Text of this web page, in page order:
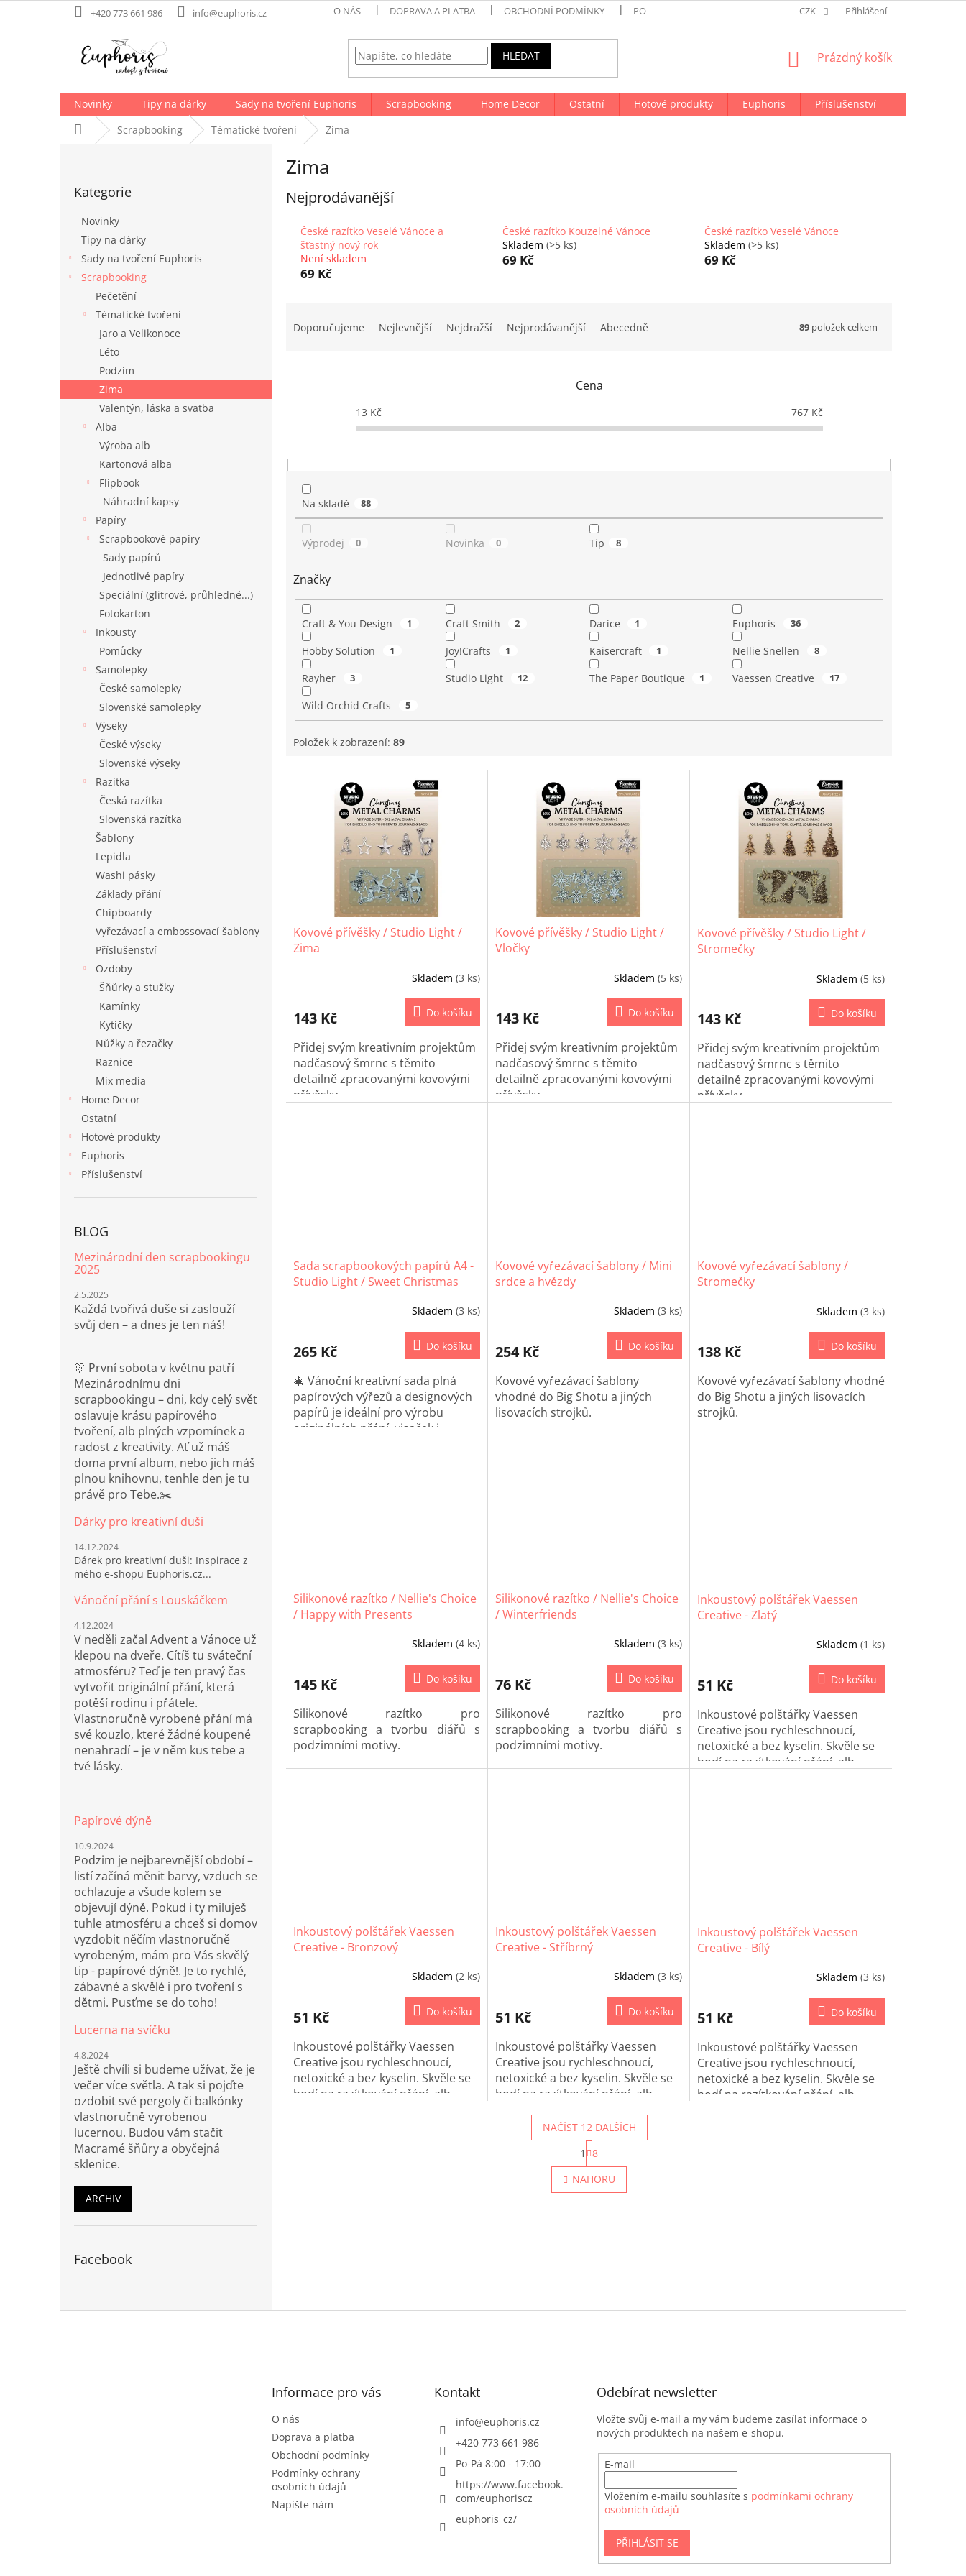
na
+420 773 661 986 info@euphoris.cz O NÁS DOPRAVA A PLATBA OBCHODNÍ PODMÍNKY PODMÍNKY OCHRANY OSOBNÍCH ÚDAJŮ NAPIŠTE NÁM
CZK Přihlášení
HLEDAT
NÁKUPNÍ
Prázdný košík
Novinky Tipy na dárky Sady na tvoření Euphoris Scrapbooking Home Decor Ostatní Hotové produkty Euphoris Příslušenství
Domů Scrapbooking Tématické tvoření Zima
kategorie
Kategorie
Novinky
Tipy na dárky
Sady na tvoření Euphoris
Scrapbooking
Pečetění
Tématické tvoření
Jaro a Velikonoce
Léto
Podzim
Zima
Valentýn, láska a svatba
Alba
Výroba alb
Kartonová alba
Flipbook
Náhradní kapsy
Papíry
Scrapbookové papíry
Sady papírů
Jednotlivé papíry
Speciální (glitrové, průhledné...)
Fotokarton
Inkousty
Pomůcky
Samolepky
České samolepky
Slovenské samolepky
Výseky
České výseky
Slovenské výseky
Razítka
Česká razítka
Slovenská razítka
Šablony
Lepidla
Washi pásky
Základy přání
Chipboardy
Vyřezávací a embossovací šablony
Příslušenství
Ozdoby
Šňůrky a stužky
Kamínky
Kytičky
Nůžky a řezačky
Raznice
Mix media
Home Decor
Ostatní
Hotové produkty
Euphoris
Příslušenství
BLOG
Mezinárodní den scrapbookingu
2025
2.5.2025
Každá tvořivá duše si zaslouží
svůj den – a dnes je ten náš!
🎊 První sobota v květnu patří
Mezinárodnímu dni
scrapbookingu – dni, kdy celý svět
oslavuje krásu papírového
tvoření, alb plných vzpomínek a
radost z kreativity. Ať už máš
doma první album, nebo jich máš
plnou knihovnu, tenhle den je tu
právě pro Tebe.✂️
Dárky pro kreativní duši
14.12.2024
Dárek pro kreativní duši: Inspirace z
mého e-shopu Euphoris.cz...
Vánoční přání s Louskáčkem
4.12.2024
V neděli začal Advent a Vánoce už
klepou na dveře. Cítíš tu sváteční
atmosféru? Teď je ten pravý čas
vytvořit originální přání, která
potěší rodinu i přátele.
Vlastnoručně vyrobené přání má
své kouzlo, které žádné koupené
nenahradí – je v něm kus tebe a
tvé lásky.
Papírové dýně
10.9.2024
Podzim je nejbarevnější období –
listí začíná měnit barvy, vzduch se
ochlazuje a všude kolem se
objevují dýně. Pokud i ty miluješ
tuhle atmosféru a chceš si domov
vyzdobit něčím vlastnoručně
vyrobeným, mám pro Vás skvělý
tip - papírové dýně!. Je to rychlé,
zábavné a skvělé i pro tvoření s
dětmi. Pusťme se do toho!
Lucerna na svíčku
4.8.2024
Ještě chvíli si budeme užívat, že je
večer více světla. A tak si pojďte
ozdobit své pergoly či balkónky
vlastnoručně vyrobenou
lucernou. Budou vám stačit
Macramé šňůry a obyčejná
sklenice.
ARCHIV
Facebook
Zima
Nejprodávanější
České razítko Veselé Vánoce a
šťastný nový rok
Není skladem
69 Kč
České razítko Kouzelné Vánoce
Skladem (>5 ks)
69 Kč
České razítko Veselé Vánoce
Skladem (>5 ks)
69 Kč
u
Doporučujeme Nejlevnější Nejdražší Nejprodávanější Abecedně 89 položek celkem
Cena
13 Kč 767Kč
Na skladě 88
Výprodej 0 Novinka 0 Tip 8
Značky
Craft & You Design 1 Craft Smith 2 Darice 1 Euphoris 36
Hobby Solution 1 Joy!Crafts 1 Kaisercraft 1 Nellie Snellen 8
Rayher 3 Studio Light 12 The Paper Boutique 1 Vaessen Creative 17
Wild Orchid Crafts 5
Položek k zobrazení: 89
Kovové přívěšky / Studio Light /
Zima
Skladem (3 ks)
143 Kč Do košíku
Přidej svým kreativním projektům
nadčasový šmrnc s těmito
detailně zpracovanými kovovými
přívěsky.
Kovové přívěšky / Studio Light /
Vločky
Skladem (5 ks)
143 Kč Do košíku
Přidej svým kreativním projektům
nadčasový šmrnc s těmito
detailně zpracovanými kovovými
přívěsky.
Kovové přívěšky / Studio Light /
Stromečky
Skladem (5 ks)
143 Kč Do košíku
Přidej svým kreativním projektům
nadčasový šmrnc s těmito
detailně zpracovanými kovovými
přívěsky.
Sada scrapbookových papírů A4 -
Studio Light / Sweet Christmas
Skladem (3 ks)
265 Kč Do košíku
🎄 Vánoční kreativní sada plná
papírových výřezů a designových
papírů je ideální pro výrobu
originálních přání, visaček i
Kovové vyřezávací šablony / Mini
srdce a hvězdy
Skladem (3 ks)
254 Kč Do košíku
Kovové vyřezávací šablony
vhodné do Big Shotu a jiných
lisovacích strojků.
Kovové vyřezávací šablony /
Stromečky
Skladem (3 ks)
138 Kč Do košíku
Kovové vyřezávací šablony vhodné
do Big Shotu a jiných lisovacích
strojků.
Silikonové razítko / Nellie's Choice
/ Happy with Presents
Skladem (4 ks)
145 Kč Do košíku
Silikonové razítko pro
scrapbooking a tvorbu diářů s
podzimními motivy.
Silikonové razítko / Nellie's Choice
/ Winterfriends
Skladem (3 ks)
76 Kč Do košíku
Silikonové razítko pro
scrapbooking a tvorbu diářů s
podzimními motivy.
Inkoustový polštářek Vaessen
Creative - Zlatý
Skladem (1 ks)
51 Kč Do košíku
Inkoustové polštářky Vaessen
Creative jsou rychleschnoucí,
netoxické a bez kyselin. Skvěle se
hodí na razítkování přání, alb,
Inkoustový polštářek Vaessen
Creative - Bronzový
Skladem (2 ks)
51 Kč Do košíku
Inkoustové polštářky Vaessen
Creative jsou rychleschnoucí,
netoxické a bez kyselin. Skvěle se
hodí na razítkování přání, alb,
Inkoustový polštářek Vaessen
Creative - Stříbrný
Skladem (3 ks)
51 Kč Do košíku
Inkoustové polštářky Vaessen
Creative jsou rychleschnoucí,
netoxické a bez kyselin. Skvěle se
hodí na razítkování přání, alb,
projektů.
Inkoustový polštářek Vaessen
Creative - Bílý
Skladem (3 ks)
51 Kč Do košíku
Inkoustové polštářky Vaessen
Creative jsou rychleschnoucí,
netoxické a bez kyselin. Skvěle se
hodí na razítkování přání, alb,
O
v
l
k
NAČÍST 12 DALŠÍCH
S
t
r
á
n
1
8
NAHORU
Informace pro vás
O nás
Doprava a platba
Obchodní podmínky
Podmínky ochrany
osobních údajů
Napište nám
Kontakt
info@euphoris.cz
+420 773 661 986
Po-Pá 8:00 - 17:00
https://www.facebook.
com/euphoriscz
euphoris_cz/
Odebírat newsletter
Vložte svůj e-mail a my vám budeme zasílat informace o
nových produktech na našem e-shopu.
E-mail
Vložením e-mailu souhlasíte s podmínkami ochrany
osobních údajů
PŘIHLÁSIT SE